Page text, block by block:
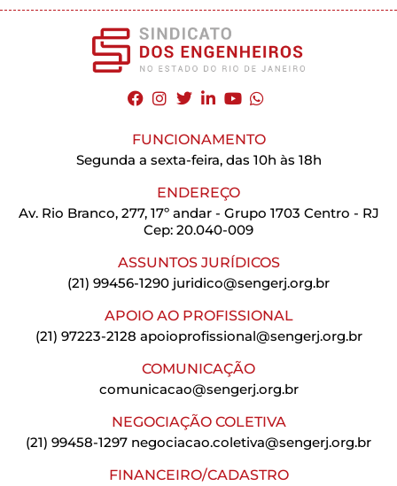
FUNCIONAMENTO
Segunda a sexta-feira, das 10h às 18h
ENDEREÇO
Av. Rio Branco, 277, 17º andar - Grupo 1703 Centro - RJ
Cep: 20.040-009
ASSUNTOS JURÍDICOS
(21) 99456-1290 juridico@sengerj.org.br
APOIO AO PROFISSIONAL
(21) 97223-2128 apoioprofissional@sengerj.org.br
COMUNICAÇÃO
comunicacao@sengerj.org.br
NEGOCIAÇÃO COLETIVA
(21) 99458-1297 negociacao.coletiva@sengerj.org.br
FINANCEIRO/CADASTRO